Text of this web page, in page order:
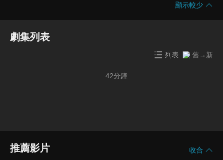
顯示較少
劇集列表
列表 舊→新
42分鐘
推薦影片 收合